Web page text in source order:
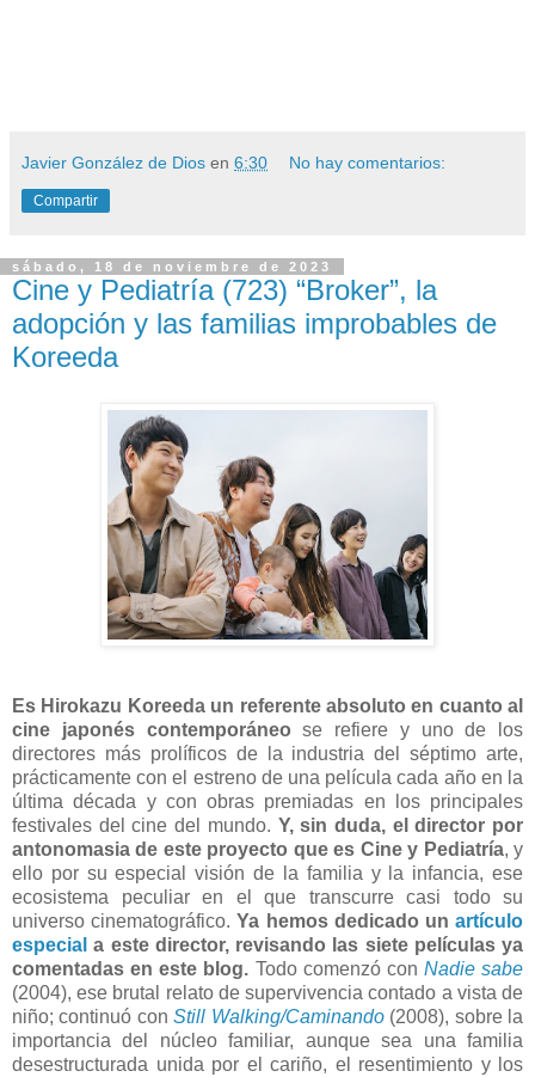
Javier González de Dios en 6:30 No hay comentarios:
Compartir
sábado, 18 de noviembre de 2023
Cine y Pediatría (723) “Broker”, la
adopción y las familias improbables de
Koreeda
Es Hirokazu Koreeda un referente absoluto en cuanto al
cine japonés contemporáneo se refiere y uno de los
directores más prolíficos de la industria del séptimo arte,
prácticamente con el estreno de una película cada año en la
última década y con obras premiadas en los principales
festivales del cine del mundo. Y, sin duda, el director por
antonomasia de este proyecto que es Cine y Pediatría, y
ello por su especial visión de la familia y la infancia, ese
ecosistema peculiar en el que transcurre casi todo su
universo cinematográfico. Ya hemos dedicado unartículo
especial a este director, revisando las siete películas ya
comentadas en este blog. Todo comenzó con Nadie sabe
(2004), ese brutal relato de supervivencia contado a vista de
niño; continuó conStill Walking/Caminando(2008), sobre la
importancia del núcleo familiar, aunque sea una familia
desestructurada unida por el cariño, el resentimiento y los